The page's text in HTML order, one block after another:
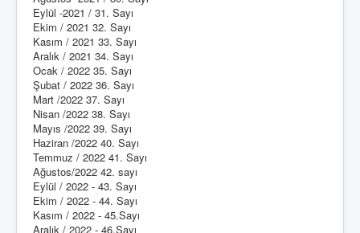
Eylül -2021 / 31. Sayı
Ekim / 2021 32. Sayı
Kasım / 2021 33. Sayı
Aralık / 2021 34. Sayı
Ocak / 2022 35. Sayı
Şubat / 2022 36. Sayı
Mart /2022 37. Sayı
Nisan /2022 38. Sayı
Mayıs /2022 39. Sayı
Haziran /2022 40. Sayı
Temmuz / 2022 41. Sayı
Ağustos/2022 42. sayı
Eylül / 2022 - 43. Sayı
Ekim / 2022 - 44. Sayı
Kasım / 2022 - 45.Sayı
Aralık / 2022 - 46.Sayı